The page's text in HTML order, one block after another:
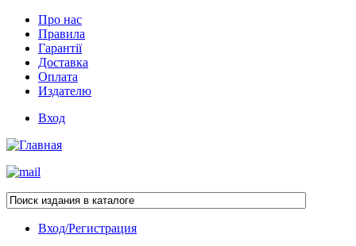
Про нас
Правила
Гарантії
Доставка
Оплата
Издателю
Вход
Вход/Регистрация